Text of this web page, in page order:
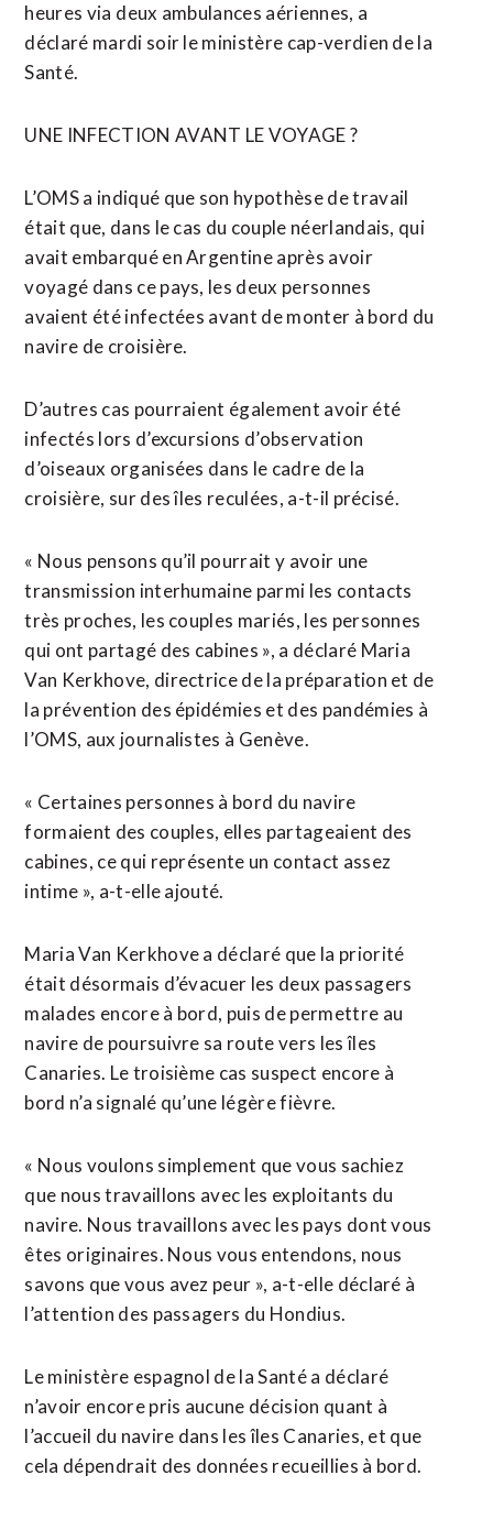
heures via ⁠deux ambulances aériennes, a
déclaré mardi soir le ministère cap-verdien de la
Santé.
UNE INFECTION AVANT LE VOYAGE ?
L’OMS a indiqué que son hypothèse de travail ​
était que, dans le cas ​du couple néerlandais, qui
avait embarqué en Argentine après avoir
voyagé dans ce pays, les deux personnes
avaient été infectées avant de monter à bord du
navire de croisière.
D’autres cas pourraient également avoir été
infectés lors ​d’excursions d’observation
d’oiseaux organisées dans le cadre de la
croisière, sur des îles reculées, a-t-il précisé.
« Nous pensons qu’il pourrait y avoir une
transmission interhumaine parmi les contacts
très proches, les couples mariés, les personnes
qui ont partagé des cabines », a déclaré Maria
Van Kerkhove, directrice de la préparation ‌et de
la prévention des épidémies et des ​pandémies à
l’OMS, aux journalistes à Genève.
« Certaines personnes à bord du navire
formaient des couples, elles partageaient des
cabines, ce qui représente un contact assez
intime », a-t-elle ajouté.
Maria Van Kerkhove a déclaré que la priorité ​
était désormais d’évacuer les deux passagers
malades encore à bord, puis de permettre au
navire de poursuivre sa route vers les îles
Canaries. Le troisième cas suspect encore à
bord n’a signalé qu’une légère fièvre.
« Nous voulons simplement que vous sachiez
que nous travaillons avec les exploitants du
navire. Nous travaillons avec les pays dont vous
êtes originaires. Nous vous entendons, nous
savons que vous avez peur », a-t-elle déclaré à
l’attention des passagers du Hondius.
Le ministère espagnol de la Santé a déclaré
n’avoir encore pris aucune décision quant à
l’accueil du navire dans les îles Canaries, et que
cela dépendrait des données recueillies à bord.